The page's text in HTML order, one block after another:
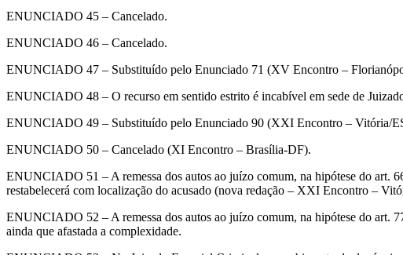
ENUNCIADO 45 – Cancelado.
ENUNCIADO 46 – Cancelado.
ENUNCIADO 47 – Substituído pelo Enunciado 71 (XV Encontro –
ENUNCIADO 48 – O recurso em sentido estrito é incabível em sede de
ENUNCIADO 49 – Substituído pelo Enunciado 90 (XXI Encontro – Vitória/
ENUNCIADO 50 – Cancelado (XI Encontro – Brasília-DF).
ENUNCIADO 51 – A remessa dos autos ao juízo comum, na hipótese do art.
restabelecerá com localização do acusado (nova redação – XXI Encontro –
ENUNCIADO 52 – A remessa dos autos ao juízo comum, na hipótese do art.
ainda que afastada a complexidade.